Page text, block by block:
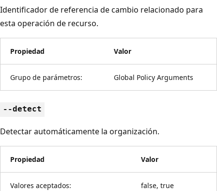
Identificador de referencia de cambio relacionado para
esta operación de recurso.
Propiedad Valor
Grupo de parámetros: Global Policy Arguments
--detect
Detectar automáticamente la organización.
Propiedad Valor
Valores aceptados: false, true